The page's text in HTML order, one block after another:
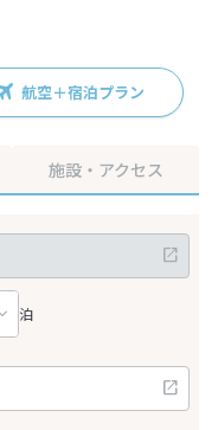
航空＋宿泊プラン
施設・アクセス
泊